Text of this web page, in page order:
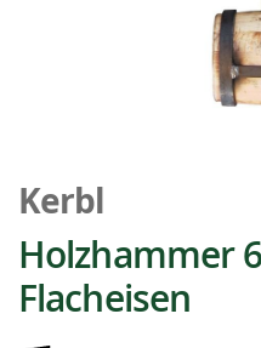
Anfang
der
Bildgalerie
springen
Kerbl
Holzhammer
Flacheisen